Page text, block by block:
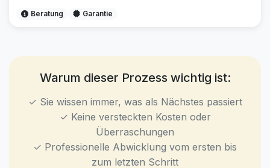
Beratung Garantie
Warum dieser Prozess wichtig ist:
✓ Sie wissen immer, was als Nächstes passiert
✓ Keine versteckten Kosten oder
Überraschungen
✓ Professionelle Abwicklung vom ersten bis
zum letzten Schritt